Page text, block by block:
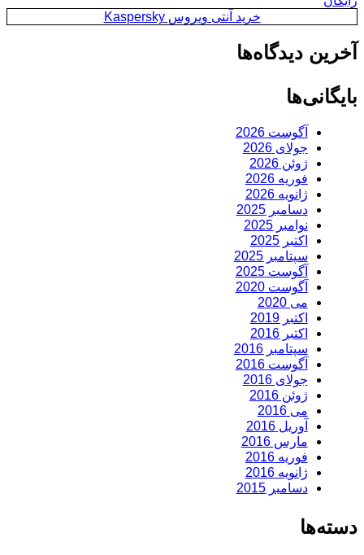
خرید آنتی ویروس Kaspersky
آخرین دیدگاه‌ها
بایگانی‌ها
آگوست 2026
جولای 2026
ژوئن 2026
فوریه 2026
ژانویه 2026
دسامبر 2025
نوامبر 2025
اکتبر 2025
سپتامبر 2025
آگوست 2025
آگوست 2020
می 2020
اکتبر 2019
اکتبر 2016
سپتامبر 2016
آگوست 2016
جولای 2016
ژوئن 2016
می 2016
آوریل 2016
مارس 2016
فوریه 2016
ژانویه 2016
دسامبر 2015
دسته‌ها